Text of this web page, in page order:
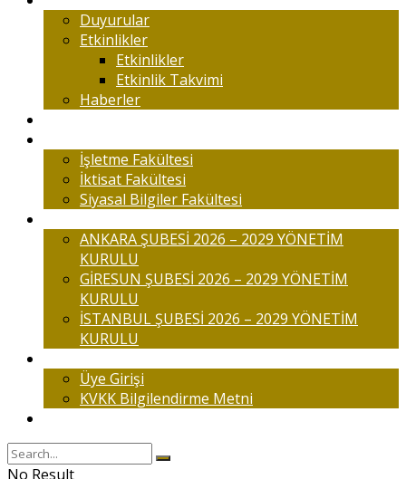
Duyurular
Etkinlikler
Etkinlikler
Etkinlik Takvimi
Haberler
İşletme Fakültesi
İktisat Fakültesi
Siyasal Bilgiler Fakültesi
ANKARA ŞUBESİ 2026 – 2029 YÖNETİM
KURULU
GİRESUN ŞUBESİ 2026 – 2029 YÖNETİM
KURULU
İSTANBUL ŞUBESİ 2026 – 2029 YÖNETİM
KURULU
Üye Girişi
KVKK Bilgilendirme Metni
No Result